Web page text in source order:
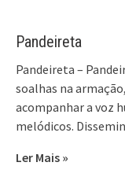
Pandeireta
Pandeireta –
soalhas na
acompanhar a voz
melódicos.
Ler Mais »